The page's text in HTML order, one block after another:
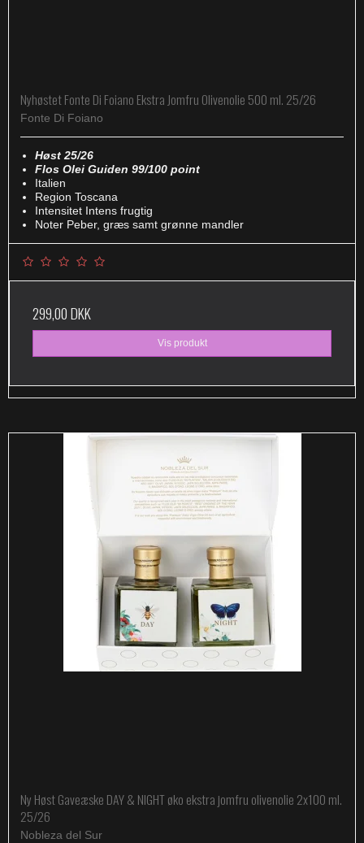
Nyhøstet Fonte Di Foiano Ekstra Jomfru Olivenolie 500 ml. 25/26
Fonte Di Foiano
Høst 25/26
Flos Olei Guiden 99/100 point
Italien
Region Toscana
Intensitet Intens frugtig
Noter Peber, græs samt grønne mandler
299,00 DKK
Vis produkt
Ny Høst Gaveæske DAY & NIGHT øko ekstra jomfru olivenolie 2x100 ml.
25/26
Nobleza del Sur